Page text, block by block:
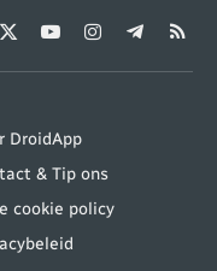
X
(Twitter)
YouTubeInstagram
Telegram
RSS
DroidApp
& Tip ons
cookie policy